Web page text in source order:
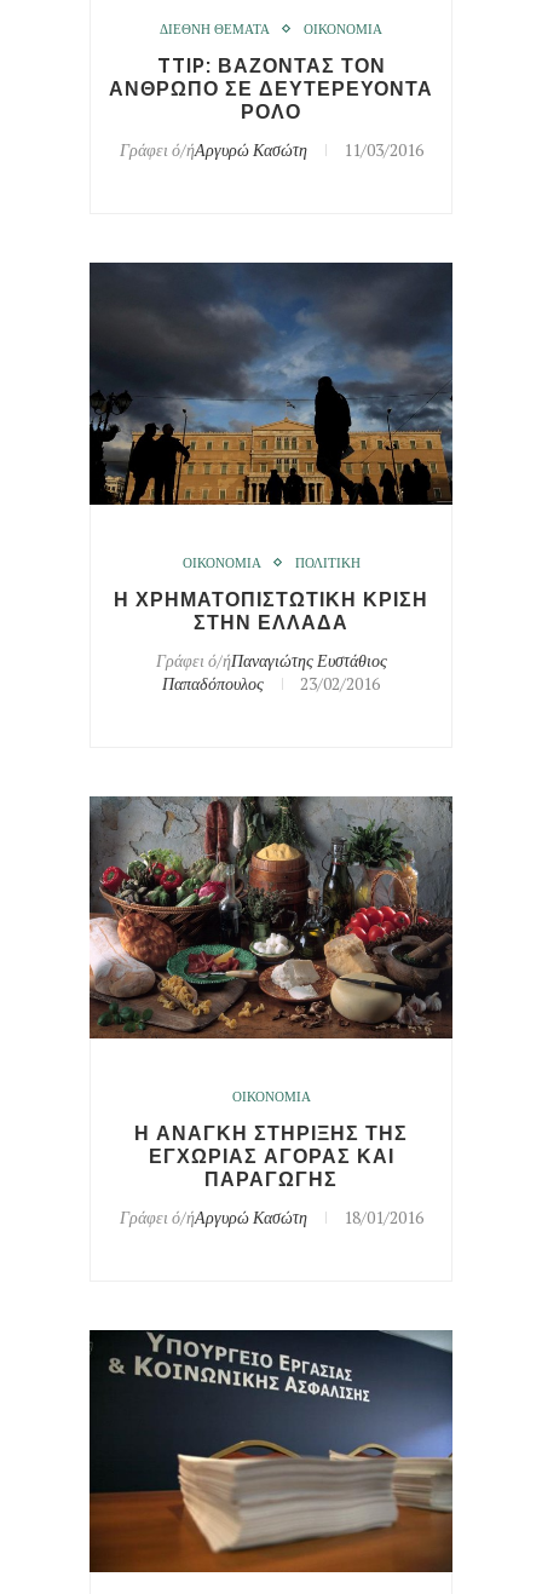
ΔΙΕΘΝΗ ΘΕΜΑΤΑ ΟΙΚΟΝΟΜΙΑ
TTIP: ΒΑΖΟΝΤΑΣ ΤΟΝ
ΑΝΘΡΩΠΟ ΣΕ ΔΕΥΤΕΡΕΥΟΝΤΑ
ΡΟΛΟ
Γράφει ό/ήΑργυρώ Κασώτη 11/03/2016
ΟΙΚΟΝΟΜΙΑ ΠΟΛΙΤΙΚΗ
Η ΧΡΗΜΑΤΟΠΙΣΤΩΤΙΚΗ ΚΡΙΣΗ
ΣΤΗΝ ΕΛΛΑΔΑ
Γράφει ό/ήΠαναγιώτης Ευστάθιος
Παπαδόπουλος
23/02/2016
ΟΙΚΟΝΟΜΙΑ
Η ΑΝΑΓΚΗ ΣΤΗΡΙΞΗΣ ΤΗΣ
ΕΓΧΩΡΙΑΣ ΑΓΟΡΑΣ ΚΑΙ
ΠΑΡΑΓΩΓΗΣ
Γράφει ό/ήΑργυρώ Κασώτη 18/01/2016